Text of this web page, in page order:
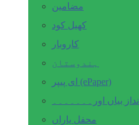
مضامین
کھیل کود
کاروبار
ہندوستان
ای پیپر (ePaper)
انداز بیاں اور۔۔۔۔۔۔۔
محفل یاراں